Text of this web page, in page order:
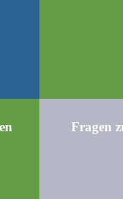
Fragen